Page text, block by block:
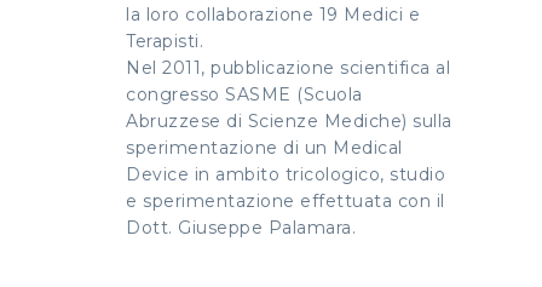
la loro collaborazione 19 Medici e
Terapisti.
Nel 2011, pubblicazione scientifica al
congresso SASME (Scuola
Abruzzese di Scienze Mediche) sulla
sperimentazione di un Medical
Device in ambito tricologico, studio
e sperimentazione effettuata con il
Dott. Giuseppe Palamara.